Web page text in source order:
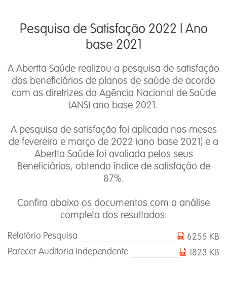
Pesquisa de Satisfação 2022 l Ano
base 2021
A Abertta Saúde realizou a pesquisa de satisfação
dos beneficiários de planos de saúde de acordo
com as diretrizes da Agência Nacional de Saúde
(ANS) ano base 2021.
A pesquisa de satisfação foi aplicada nos meses
de fevereiro e março de 2022 (ano base 2021) e a
Abertta Saúde foi avaliada pelos seus
Beneficiários, obtendo índice de satisfação de
87%.
Confira abaixo os documentos com a análise
completa dos resultados:
Relatório Pesquisa
6255 KB
Parecer Auditoria Independente
1823 KB